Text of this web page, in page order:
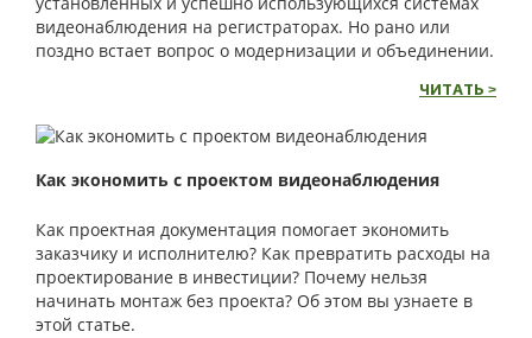
видеонаблюдения на регистраторах. Но рано или
поздно встает вопрос о модернизации и объединении.
ЧИТАТЬ >
Как экономить с проектом видеонаблюдения
Как проектная документация помогает экономить
заказчику и исполнителю? Как превратить расходы на
проектирование в инвестиции? Почему нельзя
начинать монтаж без проекта? Об этом вы узнаете в
этой статье.